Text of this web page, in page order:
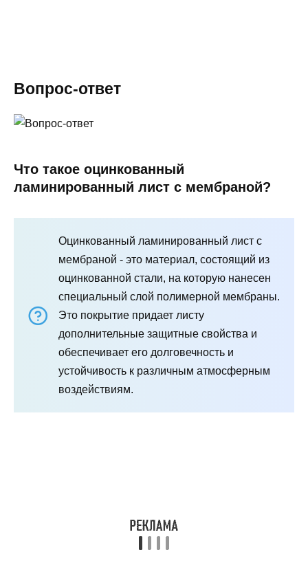
Вопрос-ответ
Что такое оцинкованный
ламинированный лист с мембраной?
Оцинкованный ламинированный лист с
мембраной - это материал, состоящий из
оцинкованной стали, на которую нанесен
специальный слой полимерной мембраны.
Это покрытие придает листу
дополнительные защитные свойства и
обеспечивает его долговечность и
устойчивость к различным атмосферным
воздействиям.